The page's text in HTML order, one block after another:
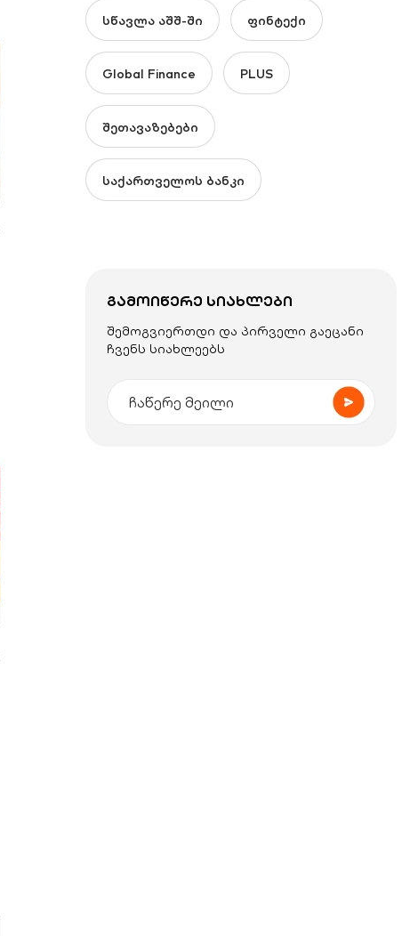
სწავლა აშშ-ში ფინტექი
Global Finance PLUS
შეთავაზებები
საქართველოს ბანკი
ᲒᲐᲛᲝᲘᲬᲔᲠᲔ ᲡᲘᲐᲮᲚᲔᲑᲘ
შემოგვიერთდი და პირველი გაეცანი
ჩვენს სიახლეებს